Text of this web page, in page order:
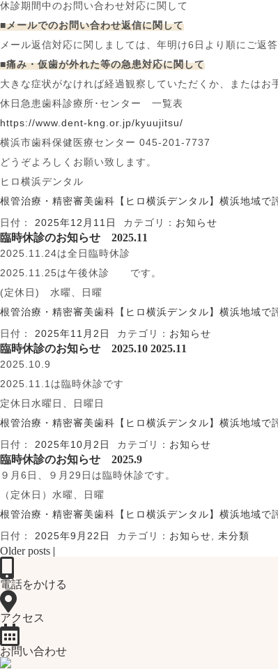
休診期間中のお問い合わせ対応に関して
■メールでのお問い合わせ返信に関して
メール返信対応に関しましては、年明け6日より順にご返答
■痛み・仮歯が外れた等の急患対応に関して
大きな症状がなければ経過観察していただくか、またはお
休日急患歯科診療所･センター 一覧表
https://www.dent-kng.or.jp/kyuujitsu/
横浜市歯科保健医療センター 045-201-7737
どうぞよろしくお願い致します。
ヒロ横浜デンタル
根管治療・精密審美歯科【ヒロ横浜デンタル】横浜地域で
日付： 2025年12月11日 カテゴリ： お知らせ
臨時休診のお知らせ 2025.11
2025.11.24は全日臨時休診
2025.11.25は午後休診 です。
(定休日) 水曜、日曜
根管治療・精密審美歯科【ヒロ横浜デンタル】横浜地域で
日付： 2025年11月2日 カテゴリ： お知らせ
臨時休診のお知らせ 2025.10 2025.11
2025.10.9
2025.11.1は臨時休診です
定休日水曜日、日曜日
根管治療・精密審美歯科【ヒロ横浜デンタル】横浜地域で
日付： 2025年10月2日 カテゴリ： お知らせ
臨時休診のお知らせ 2025.9
９月6日、９月29日は臨時休診です。
（定休日）水曜、日曜
根管治療・精密審美歯科【ヒロ横浜デンタル】横浜地域で
日付： 2025年9月22日 カテゴリ： お知らせ 未分類
Older posts |
電話をかける
アクセス
お問い合わせ